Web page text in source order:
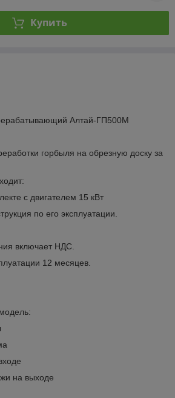
Купить
Алтай-ГП500М
горбыля на обрезную доску за
с двигателем 15 кВт
по его эксплуатации.
включает НДС.
12 месяцев.
на выходе